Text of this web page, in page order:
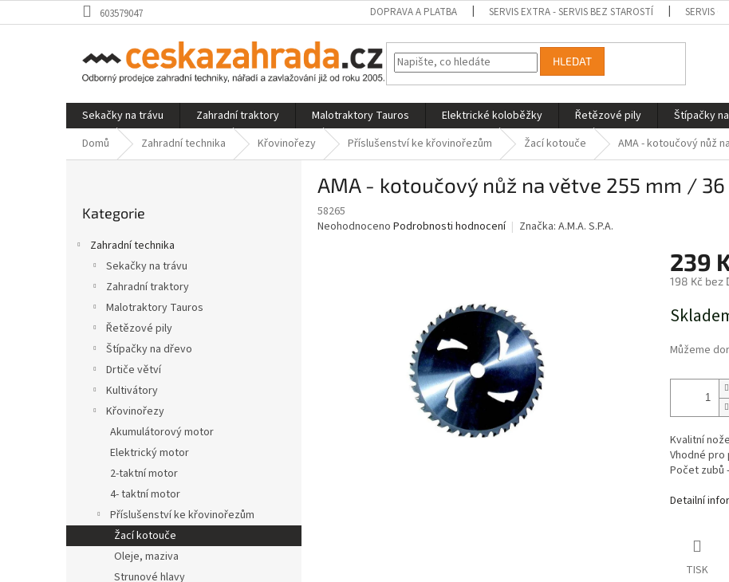
na
603579047 DOPRAVA A PLATBA SERVIS EXTRA - SERVIS BEZ STAROSTÍ SERVIS
HLEDAT
Sekačky na trávu Zahradní traktory Malotraktory Tauros Elektrické koloběžky Řetězové pily Štípačky
Domů
Zahradní technika Křovinořezy Příslušenství ke křovinořezům Žací kotouče AMA - kotoučový nůž
kategorie
Kategorie
Zahradní technika
Sekačky na trávu
Zahradní traktory
Malotraktory Tauros
Řetězové pily
Štípačky na dřevo
Drtiče větví
Kultivátory
Křovinořezy
Akumulátorový motor
Elektrický motor
2-taktní motor
4- taktní motor
Příslušenství ke křovinořezům
Žací kotouče
Oleje, maziva
Strunové hlavy
AMA - kotoučový nůž na větve 255 mm /
58265
Průměrné
Neohodnoceno Podrobnosti hodnocení Značka: A.M.A. S.P.A.
239
198 Kč bez
cena:
Můžeme
Kvalitní
Vhodné pro
Počet zubů
Detailní
TISK